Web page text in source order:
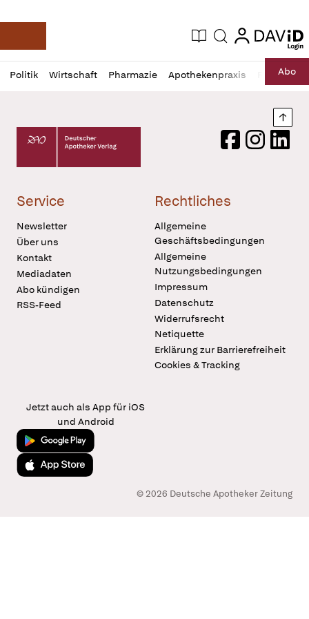
Deutsche Apotheker Zeitung
Aktuelle Ausgabe
Suche login
login
Politik Wirtschaft Pharmazie Apothekenpraxis RechtAbo
Profil
öffnen
Daz
Pur
Deutscher Apotheker Verlag Logo
FacebookInstagram
Service
Newsletter
Über uns
Kontakt
Mediadaten
Abo kündigen
RSS-Feed
Rechtliches
Allgemeine
Geschäftsbedingungen
Allgemeine
Nutzungsbedingungen
Impressum
Datenschutz
Widerrufsrecht
Netiquette
Erklärung zur Barrierefreiheit
Cookies & Tracking
Jetzt auch als App für iOS
und Android
Jetzt bei Google Play
Laden im App Store
© 2026 Deutsche Apotheker Zeitung